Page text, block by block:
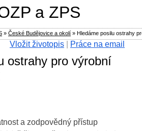
ostrahy pro výrobní
a zodpovědný přístup
a ZPS
Vložit životopis Práce na email
» České Budějovice a okolí » Hledáme posilu ostrahy